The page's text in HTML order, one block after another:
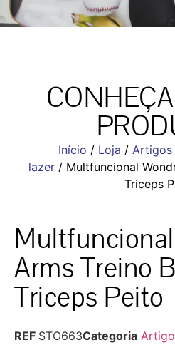
Início / Loja / Artigos
lazer/ Multfuncional
Triceps
Arms Treino
Triceps Peito
REF STO663Categoria